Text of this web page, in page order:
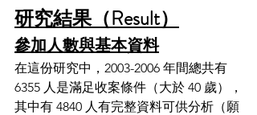
研究結果（Result）
參加人數與基本資料
在這份研究中，2003-2006 年間總共有
6355 人是滿足收案條件（大於 40 歲），
其中有 4840 人有完整資料可供分析（願